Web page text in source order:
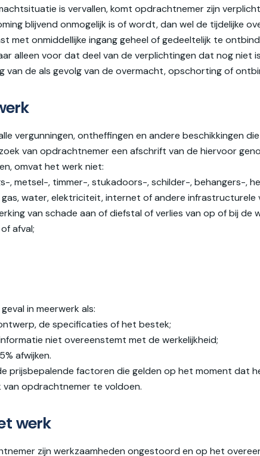
is vervallen, komt opdrachtnemer zijn
blijvend onmogelijk is of wordt, dan wel de tijdelijke
met onmiddellijke ingang geheel of gedeeltelijk te
alleen voor dat deel van de verplichtingen dat nog niet
de als gevolg van de overmacht, opschorting of
vergunningen, ontheffingen en andere beschikkingen
van opdrachtnemer een afschrift van de hiervoor
omvat het werk niet:
, metsel-, timmer-, stukadoors-, schilder-, behangers-,
water, elektriciteit, internet of andere infrastructurele
van schade aan of diefstal of verlies van op of bij de
afval;
in meerwerk als:
de specificaties of het bestek;
niet overeenstemt met de werkelijkheid;
afwijken.
prijsbepalende factoren die gelden op het moment dat
opdrachtnemer te voldoen.
werk
zijn werkzaamheden ongestoord en op het